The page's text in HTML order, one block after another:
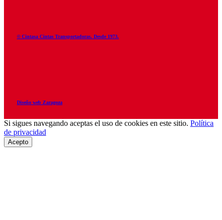
© Cintasa Cintas Transportadoras. Desde 1973.
Diseño web Zaragoza
Si sigues navegando aceptas el uso de cookies en este sitio. Política
de privacidad
Acepto